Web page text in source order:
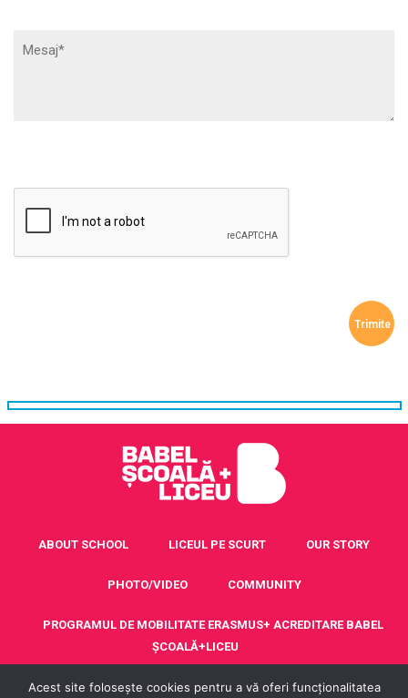
ABOUT SCHOOL LICEUL PE SCURT OUR STORY
PHOTO/VIDEO COMMUNITY
PROGRAMUL DE MOBILITATE ERASMUS+ ACREDITARE BABEL
ȘCOALĂ+LICEU
CONTACT
Acest site folosește cookies pentru a vă oferi funcționalitatea